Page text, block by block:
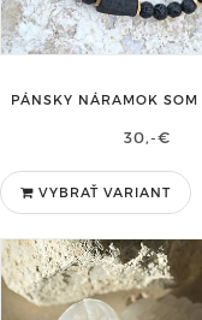
PÁNSKY NÁRAMOK SOM
30,-€
VYBRAŤ VARIANT